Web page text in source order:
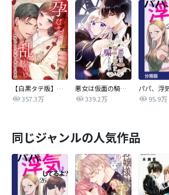
【白黒タテ版】孕むまで乱れいけ～身代わり花嫁と軍服の猛愛
357.3万
悪女は仮面の騎士に騙されない
339.2万
95.9万
同じジャンルの人気作品